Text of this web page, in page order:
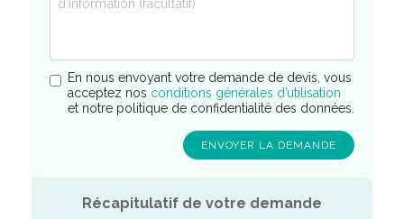
En nous envoyant votre demande de devis, vous
acceptez nos conditions générales d’utilisation
et notre politique de confidentialité des données.
Récapitulatif de votre demande